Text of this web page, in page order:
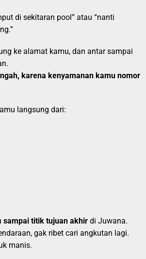
di sekitaran pool” atau “nanti
ke alamat kamu, dan antar sampai
karena kenyamanan kamu nomor
langsung dari:
sampai titik tujuan akhir di Juwana.
gak ribet cari angkutan lagi.
manis.